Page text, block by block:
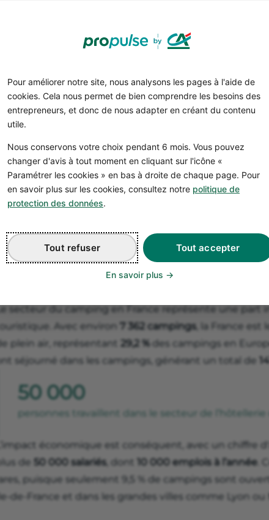
Pour améliorer notre site, nous analysons les pages à l'aide de
cookies. Cela nous permet de bien comprendre les besoins des
entrepreneurs, et donc de nous adapter en créant du contenu
utile.
Nous conservons votre choix pendant 6 mois. Vous pouvez
changer d'avis à tout moment en cliquant sur l'icône «
Paramétrer les cookies » en bas à droite de chaque page. Pour
en savoir plus sur les cookies, consultez notre politique de
protection des données.
Tout accepter
Tout refuser
En savoir plus
du camping
campings offrent aux clients un espace pour
tentes, caravanes ou mobil-homes. Il existe
par leurs infrastructures et leurs offres.
campings "Tourisme": lorsque la moitié des
semaine ou mois.
campings "Loisirs": lorsque la moitié des
supérieure à un mois.
aires naturelles: petits campings ouverts jusqu’à 6
électricité ou assainissement individuel et destinés à
établissements peuvent être classés en 5
de services et de confort. Cette demande se fait
secteur du camping en France représente une part
Avec environ 7 362 campings, la France est
plein air, représentant 29,2 % des campings en
séjourné dans les campings, générant un total de
50 000
personnes travaillent dans le secteur de l’hôtellerie
économique est conséquent, avec un chiffre
de
50 000 salariés, dont 10 000 emplois à l’année .
puisque seulement 9,5 % de campings sont
de-France et dans les grandes villes comme Lyon ou